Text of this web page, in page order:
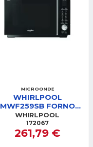
MICROONDE
WHIRLPOOL
MWF259SB FORNO
MICRO 25LT 800W
SILVER/BLACK
GRILL+VAPORE
WHIRLPOOL
172067
261,79 €